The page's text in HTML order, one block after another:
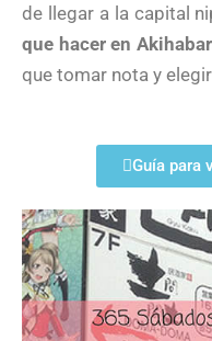
de llegar a la capital
que hacer en
que tomar nota y
Guía para